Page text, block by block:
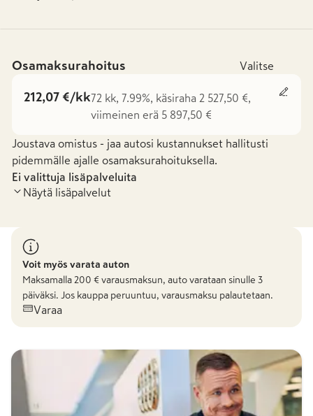
Osamaksurahoitus Valitse
212,07 €/kk72 kk, 7.99%, käsiraha 2 527,50 €,
viimeinen erä 5 897,50 €
Joustava omistus - jaa autosi kustannukset hallitusti
pidemmälle ajalle osamaksurahoituksella.
Ei valittuja lisäpalveluita
Näytä lisäpalvelut
Voit myös varata auton
Maksamalla 200 € varausmaksun, auto varataan sinulle 3
päiväksi. Jos kauppa peruuntuu, varausmaksu palautetaan.
Varaa